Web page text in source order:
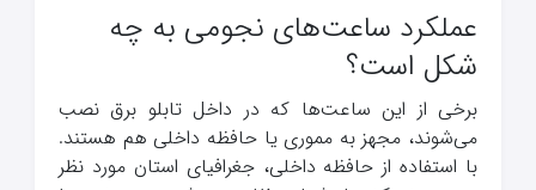
عملکرد ساعت‌های نجومی به چه
شکل است؟
برخی از این ساعت‌ها که در داخل تابلو برق نصب
می‌شوند، مجهز به مموری یا حافظه داخلی هم هستند.
با استفاده از حافظه داخلی، جغرافیای استان مورد نظر